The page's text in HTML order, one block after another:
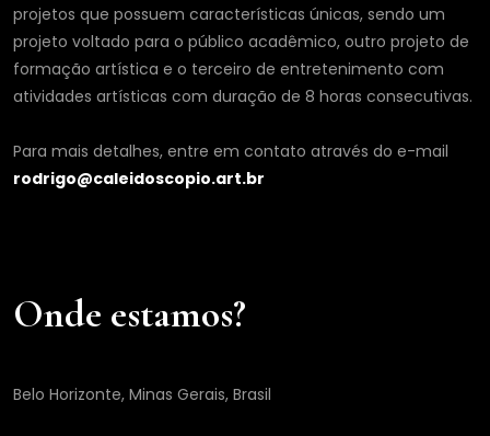
projetos que possuem características únicas, sendo um
projeto voltado para o público acadêmico, outro projeto de
formação artística e o terceiro de entretenimento com
atividades artísticas com duração de 8 horas consecutivas.
Para mais detalhes, entre em contato através do e-mail
rodrigo@caleidoscopio.art.br
Onde estamos?
Belo Horizonte, Minas Gerais, Brasil